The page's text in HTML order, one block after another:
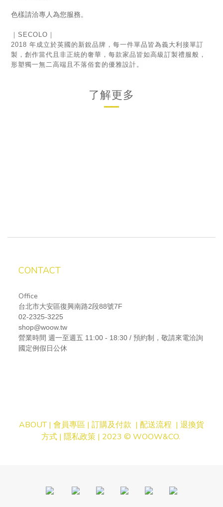
色樣請洽專人為您服務。
｜SECOLO｜
2018 年成立於英國的新銳品牌，每一件單品皆為義大利接單訂
製，創作當代且非正統的奢華，每款家品皆如高級訂製禮服般，
形塑獨一無二高端且不落俗套的優雅設計。
了解更多
CONTACT
Office
台北市大安區復興南路2段88號7F
02-2325-3225
shop@woow.tw
營業時間 週一至週五 11:00 - 18:30 / 預約制，敬請來電洽詢
國定例假日公休
ABOUT | 會員專區 | 訂購及付款 | 配送流程 | 退換貨
方式 | 隱私政策| 2023 © WOOW&CO.